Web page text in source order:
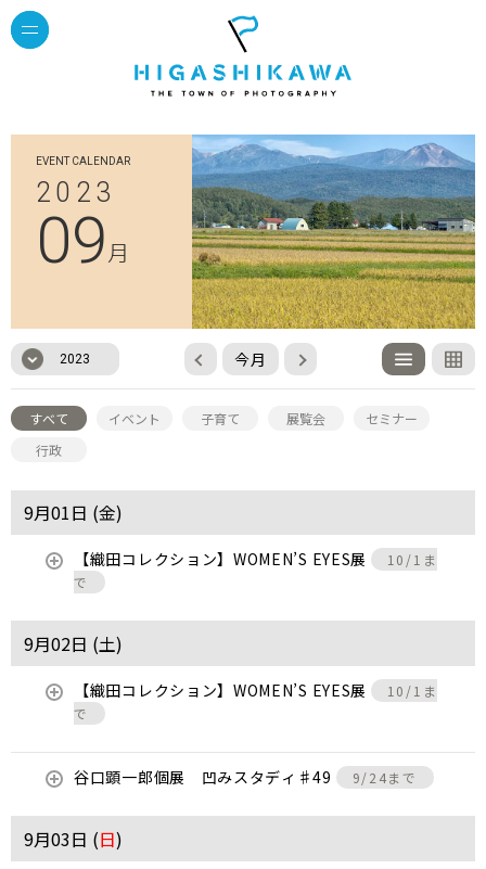
EVENT CALENDAR
2023
09月
2023 今月
すべて イベント 子育て 展覧会
セミナー
行政
9月01日 (金)
【織田コレクション】WOMEN’S EYES展
10/1ま
で
9月02日 (土)
【織田コレクション】WOMEN’S EYES展
10/1ま
で
谷口顕一郎個展 凹みスタディ♯49 9/24まで
9月03日 (日)